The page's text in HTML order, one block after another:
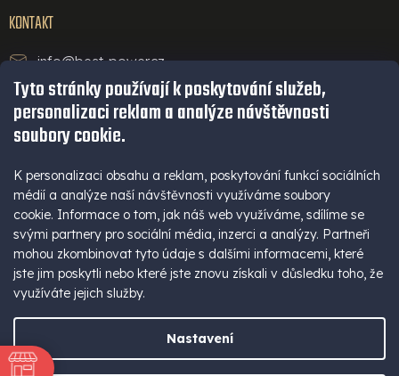
Tyto stránky používají k poskytování služeb,
personalizaci reklam a analýze návštěvnosti
soubory cookie.
K personalizaci obsahu a reklam, poskytování funkcí sociálních
médií a analýze naší návštěvnosti využíváme soubory
cookie. Informace o tom, jak náš web využíváme, sdílíme se
svými partnery pro sociální média, inzerci a analýzy. Partneři
mohou zkombinovat tyto údaje s dalšími informacemi, které
jste jim poskytli nebo které jste znovu získali v důsledku toho, že
využíváte jejich služby.
Nastavení
KONTAKT
info@best-power.cz
technická podpora a servis
+420 771 234 568
+420 777 109 009
(Po - Pá 9-16 hod)
+420 777 109 009
Vytvořil Shoptet